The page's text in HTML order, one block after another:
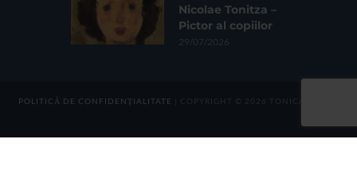
Nicolae Tonitza –
Pictor al copiilor
29/07/2026
POLITICĂ DE CONFIDENȚIALITATE | COPYRIGHT © 2026 TONICA GROUP